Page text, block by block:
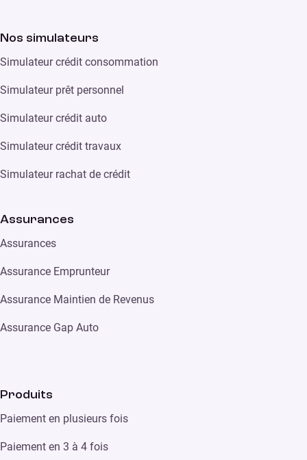
Nos simulateurs
Simulateur crédit consommation
Simulateur prêt personnel
Simulateur crédit auto
Simulateur crédit travaux
Simulateur rachat de crédit
Assurances
Assurances
Assurance Emprunteur
Assurance Maintien de Revenus
Assurance Gap Auto
Produits
Paiement en plusieurs fois
Paiement en 3 à 4 fois